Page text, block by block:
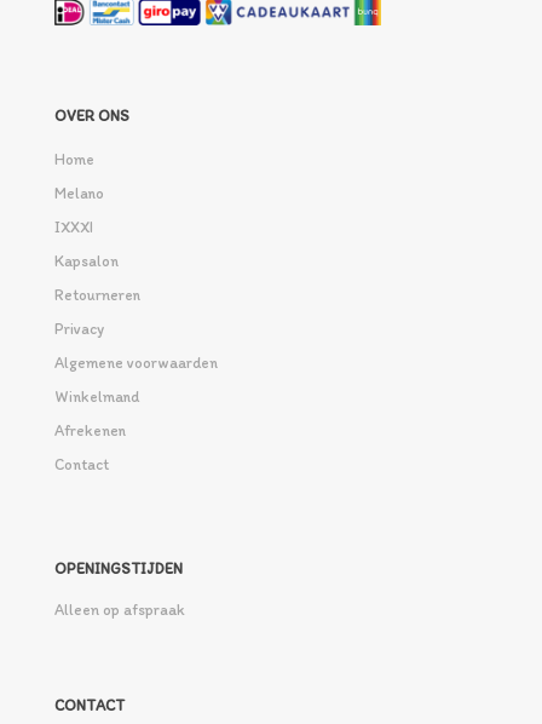
OVER ONS
Home
Melano
IXXXI
Kapsalon
Retourneren
Privacy
Algemene voorwaarden
Winkelmand
Afrekenen
Contact
OPENINGSTIJDEN
Alleen op afspraak
CONTACT